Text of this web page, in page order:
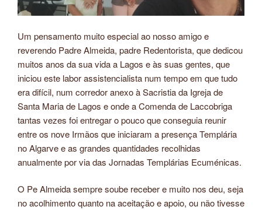
Um pensamento muito especial ao nosso amigo e
reverendo Padre Almeida, padre Redentorista, que dedicou
muitos anos da sua vida a Lagos e às suas gentes, que
iniciou este labor assistencialista num tempo em que tudo
era difícil, num corredor anexo à Sacristia da Igreja de
Santa Maria de Lagos e onde a Comenda de Laccobriga
tantas vezes foi entregar o pouco que conseguia reunir
entre os nove Irmãos que iniciaram a presença Templária
no Algarve e as grandes quantidades recolhidas
anualmente por via das Jornadas Templárias Ecuménicas.
O Pe Almeida sempre soube receber e muito nos deu, seja
no acolhimento quanto na aceitação e apoio, ou não tivesse